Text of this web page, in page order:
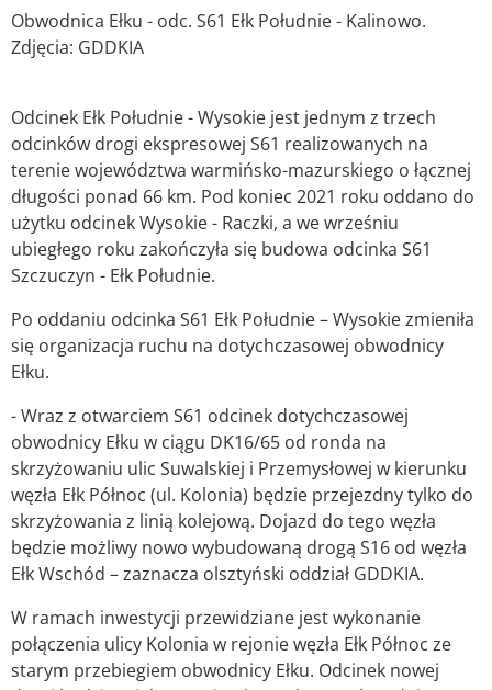
Obwodnica Ełku - odc. S61 Ełk Południe - Kalinowo.
Zdjęcia: GDDKIA
Odcinek Ełk Południe - Wysokie jest jednym z trzech
odcinków drogi ekspresowej S61 realizowanych na
terenie województwa warmińsko-mazurskiego o łącznej
długości ponad 66 km. Pod koniec 2021 roku oddano do
użytku odcinek Wysokie - Raczki, a we wrześniu
ubiegłego roku zakończyła się budowa odcinka S61
Szczuczyn - Ełk Południe.
Po oddaniu odcinka S61 Ełk Południe – Wysokie zmieniła
się organizacja ruchu na dotychczasowej obwodnicy
Ełku.
- Wraz z otwarciem S61 odcinek dotychczasowej
obwodnicy Ełku w ciągu DK16/65 od ronda na
skrzyżowaniu ulic Suwalskiej i Przemysłowej w kierunku
węzła Ełk Północ (ul. Kolonia) będzie przejezdny tylko do
skrzyżowania z linią kolejową. Dojazd do tego węzła
będzie możliwy nowo wybudowaną drogą S16 od węzła
Ełk Wschód – zaznacza olsztyński oddział GDDKIA.
W ramach inwestycji przewidziane jest wykonanie
połączenia ulicy Kolonia w rejonie węzła Ełk Północ ze
starym przebiegiem obwodnicy Ełku. Odcinek nowej